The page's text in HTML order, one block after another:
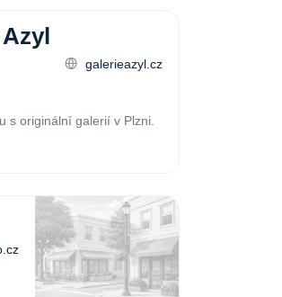
galerieazyl.cz
s originální galerií v Plzni.